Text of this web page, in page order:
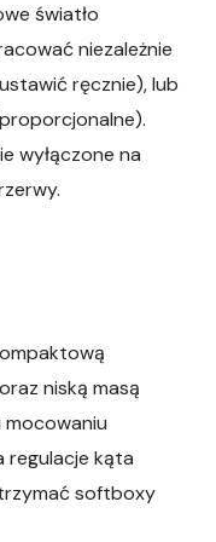
światło
niezależnie
ręcznie), lub
wyłączone na
niską masą
mocowaniu
regulacje kąta
softboxy